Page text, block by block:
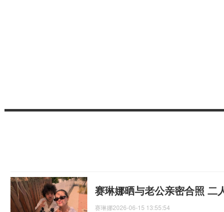
赛琳娜晒与老公亲密合照 二
赛琳娜2026-06-15 13:55:54